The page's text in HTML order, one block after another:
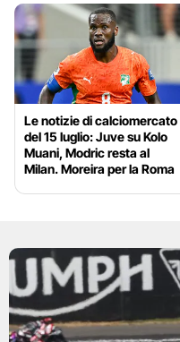
Le notizie di calciomercato
del 15 luglio: Juve su Kolo
Muani, Modric resta al
Milan. Moreira per la Roma